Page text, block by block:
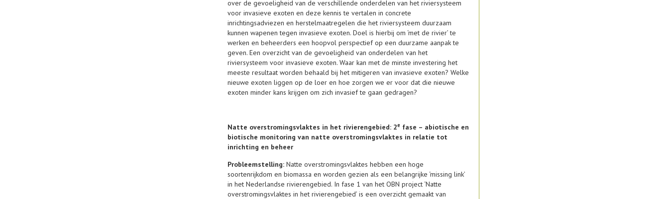
over de gevoeligheid van de verschillende onderdelen van het riviersysteem
voor invasieve exoten en deze kennis te vertalen in concrete
inrichtingsadviezen en herstelmaatregelen die het riviersysteem duurzaam
kunnen wapenen tegen invasieve exoten. Doel is hierbij om ‘met de rivier’ te
werken en beheerders een hoopvol perspectief op een duurzame aanpak te
geven. Een overzicht van de gevoeligheid van onderdelen van het
riviersysteem voor invasieve exoten. Waar kan met de minste investering het
meeste resultaat worden behaald bij het mitigeren van invasieve exoten? Welke
nieuwe exoten liggen op de loer en hoe zorgen we er voor dat die nieuwe
exoten minder kans krijgen om zich invasief te gaan gedragen?
Natte overstromingsvlaktes in het rivierengebied: 2e fase – abiotische en
biotische monitoring van natte overstromingsvlaktes in relatie tot
inrichting en beheer
Probleemstelling: Natte overstromingsvlaktes hebben een hoge
soortenrijkdom en biomassa en worden gezien als een belangrijke ‘missing link’
in het Nederlandse rivierengebied. In fase 1 van het OBN project ‘Natte
overstromingsvlaktes in het rivierengebied’ is een overzicht gemaakt van